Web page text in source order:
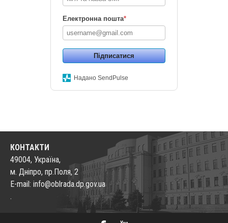
Електронна пошта*
Підписатися
Надано SendPulse
КОНТАКТИ
49004, Україна,
м. Дніпро, пр.Поля, 2
E-mail: info@oblrada.dp.gov.ua
.